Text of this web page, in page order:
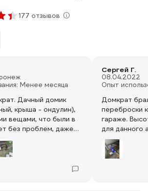
177 отзывов
Менее месяца
Дачный домик
крыша - ондулин),
вещами, что были в
без проблем, даже
- никакого
Сам шток цилиндра
Сергей Г.
08.04.2022
Опыт
Домкрат
переброски
гараже.
для данного
( после
между
см